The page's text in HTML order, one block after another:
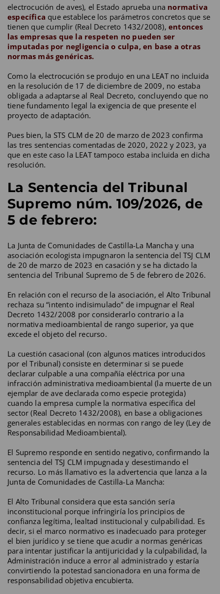
electrocución de aves), el Estado aprueba una normativa
específica que establece los parámetros concretos que se
tienen que cumplir (Real Decreto 1432/2008),entonces
las empresas que la respeten no pueden ser
imputadas por negligencia o culpa, en base a otras
normas más genéricas.
Como la electrocución se produjo en una LEAT no incluida
en la resolución de 17 de diciembre de 2009, no estaba
obligada a adaptarse al Real Decreto, concluyendo que no
tiene fundamento legal la exigencia de que presente el
proyecto de adaptación.
Pues bien, la STS CLM de 20 de marzo de 2023 confirma
las tres sentencias comentadas de 2020, 2022 y 2023, ya
que en este caso la LEAT tampoco estaba incluida en dicha
resolución.
La Sentencia del Tribunal
Supremo núm. 109/2026, de
5 de febrero:
La Junta de Comunidades de Castilla-La Mancha y una
asociación ecologista impugnaron la sentencia del TSJ CLM
de 20 de marzo de 2023 en casación y se ha dictado la
sentencia del Tribunal Supremo de 5 de febrero de 2026.
En relación con el recurso de la asociación, el Alto Tribunal
rechaza su “intento indisimulado” de impugnar el Real
Decreto 1432/2008 por considerarlo contrario a la
normativa medioambiental de rango superior, ya que
excede el objeto del recurso.
La cuestión casacional (con algunos matices introducidos
por el Tribunal) consiste en determinar si se puede
declarar culpable a una compañía eléctrica por una
infracción administrativa medioambiental (la muerte de un
ejemplar de ave declarada como especie protegida)
cuando la empresa cumple la normativa específica del
sector (Real Decreto 1432/2008), en base a obligaciones
generales establecidas en normas con rango de ley (Ley de
Responsabilidad Medioambiental).
El Supremo responde en sentido negativo, confirmando la
sentencia del TSJ CLM impugnada y desestimando el
recurso. Lo más llamativo es la advertencia que lanza a la
Junta de Comunidades de Castilla-La Mancha:
El Alto Tribunal considera que esta sanción sería
inconstitucional porque infringiría los principios de
confianza legítima, lealtad institucional y culpabilidad. Es
decir, si el marco normativo es inadecuado para proteger
el bien jurídico y se tiene que acudir a normas genéricas
para intentar justificar la antijuricidad y la culpabilidad, la
Administración induce a error al administrado y estaría
convirtiendo la potestad sancionadora en una forma de
responsabilidad objetiva encubierta.